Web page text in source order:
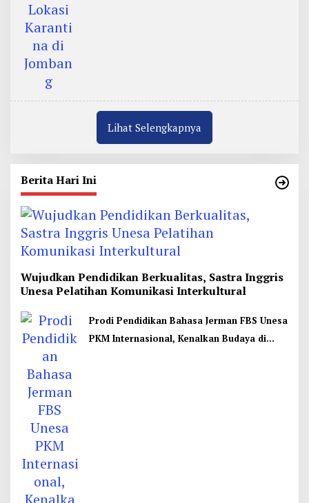
Lihat Selengkapnya
Berita Hari Ini
Wujudkan Pendidikan Berkualitas, Sastra Inggris
Unesa Pelatihan Komunikasi Interkultural
Prodi Pendidikan Bahasa Jerman FBS Unesa
PKM Internasional, Kenalkan Budaya di